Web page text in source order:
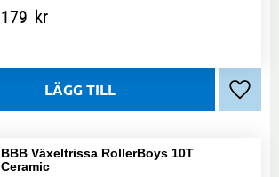
179 kr
Lägg
BBB Växeltrissa RollerBoys 10T
Ceramic